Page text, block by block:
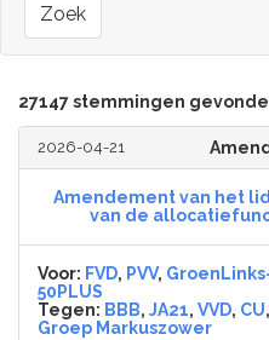
Zoek
27147 stemmingen
2026-04-21
Amendement van het
van de
Voor: FVD, PVV,
50PLUS
Tegen: BBB, JA21, VVD, CU,
Groep Markuszower